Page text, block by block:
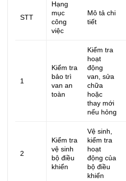
STT
Hạng
mục
công
việc
Mô tả chi
tiết
1
Kiểm tra
bảo trì
van an
toàn
Kiểm tra
hoạt
động
van, sửa
chữa
hoặc
thay mới
nếu hỏng
2
Kiểm tra
vệ sinh
bộ điều
khiển
Vệ sinh,
kiểm tra
hoạt
động của
bộ điều
khiển